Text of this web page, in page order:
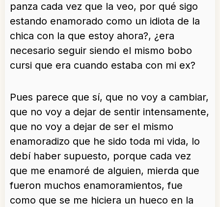
panza cada vez que la veo, por qué sigo
estando enamorado como un idiota de la
chica con la que estoy ahora?, ¿era
necesario seguir siendo el mismo bobo
cursi que era cuando estaba con mi ex?
Pues parece que sí, que no voy a cambiar,
que no voy a dejar de sentir intensamente,
que no voy a dejar de ser el mismo
enamoradizo que he sido toda mi vida, lo
debí haber supuesto, porque cada vez
que me enamoré de alguien, mierda que
fueron muchos enamoramientos, fue
como que se me hiciera un hueco en la